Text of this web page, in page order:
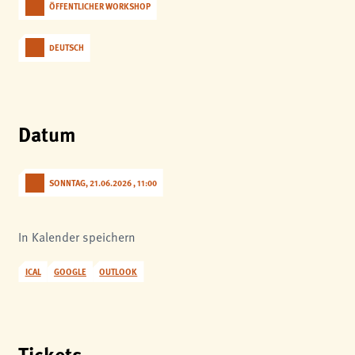
ÖFFENTLICHER WORKSHOP
DEUTSCH
Datum
SONNTAG, 21.06.2026 , 11:00
In Kalender speichern
ICAL GOOGLE OUTLOOK
analytics
Anbieter:
Matomo